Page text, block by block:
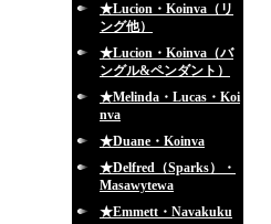
★Lucion・Koinva（リ
ング他）
★Lucion・Koinva（バ
ングル&ペンダント）
★Melinda・Lucas・Koi
nva
★Duane・Koinva
★Delfred（Sparks）・
Masawytewa
★Emmett・Navakuku